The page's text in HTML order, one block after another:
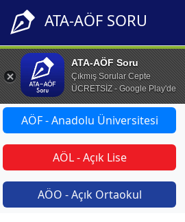
ATA-AÖF SORU
ATA-AÖF Soru
Çıkmış Sorular Cepte
ÜCRETSİZ - Google Play'de
AÖF - Anadolu Üniversitesi
AÖL - Açık Lise
AÖO - Açık Ortaokul